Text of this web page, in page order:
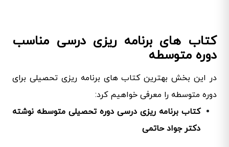
کتاب های برنامه ریزی درسی مناسب
دوره متوسطه
در این بخش بهترین کتاب های برنامه ریزی تحصیلی برای
دوره متوسطه را معرفی خواهیم کرد:
کتاب برنامه ریزی درسی دوره تحصیلی متوسطه نوشته
دکتر جواد حاتمی